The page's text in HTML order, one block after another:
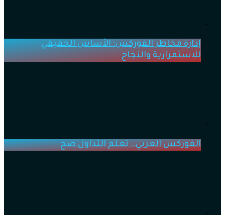
إدارة مخاطر الفوركس: الأساس الحقيقي
للاستمرارية والنجاح
الفوركس العربي.. تعلم التداول صح